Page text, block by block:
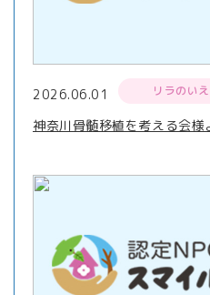
2026.06.01 リラのいえ
神奈川骨髄移植を考える会